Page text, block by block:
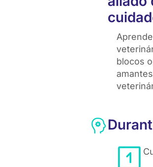
blocos